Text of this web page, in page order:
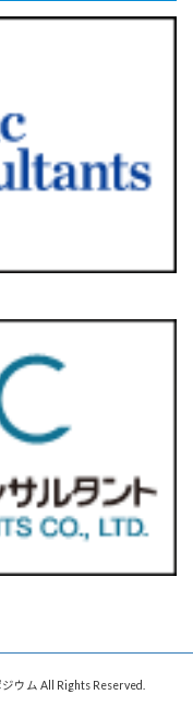
ウム All Rights Reserved.